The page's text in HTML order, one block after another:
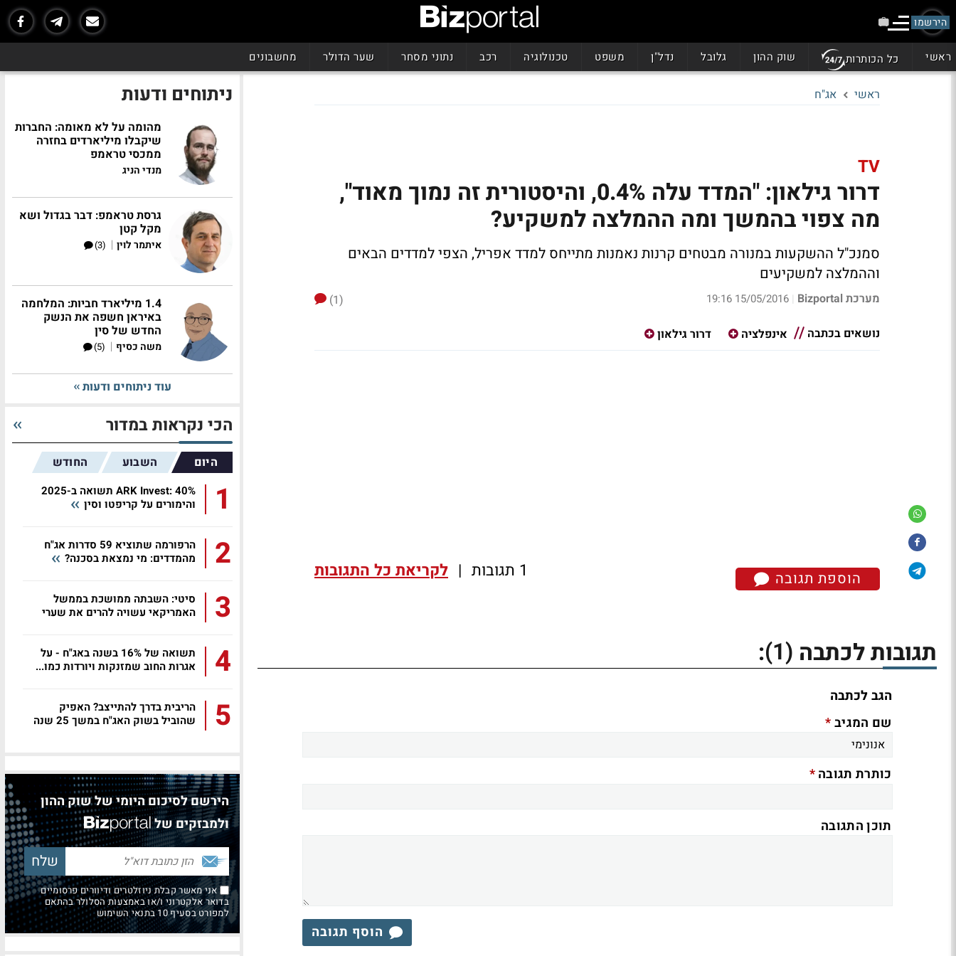
הירשמו
ראשי כל הכותרות שוק ההון גלובל נדל"ן משפט טכנולוגיה רכב נתוני מסחר שער הדולר מחשבונים
ראשי אג"ח
TV
דרור גילאון: "המדד עלה 0.4%, והיסטורית זה נמוך מאוד",
מה צפוי בהמשך ומה ההמלצה למשקיע?
סמנכ"ל ההשקעות במנורה מבטחים קרנות נאמנות מתייחס למדד אפריל, הצפי למדדים הבאים
וההמלצה למשקיעים
מערכת Bizportal |
15/05/2016 19:16
(1)
נושאים בכתבה
אינפלציה דרור גילאון
הוספת תגובה 1 תגובות | לקריאת כל התגובות
תגובות לכתבה (1)
:
הגב לכתבה
שם המגיב*
כותרת תגובה*
תוכן התגובה
הוסף תגובה
ניתוחים ודעות
מהומה על לא מאומה: החברות
שיקבלו מיליארדים בחזרה
ממכסי טראמפ
מנדי הניג
גרסת טראמפ: דבר בגדול ושא
מקל קטן
איתמר לוין |
(3)
1.4 מיליארד חביות: המלחמה
באיראן חשפה את הנשק
החדש של סין
משה כסיף |
(5)
עוד ניתוחים ודעות
הכי נקראות במדור
היום השבוע החודש
1
ARK Invest: 40% תשואה ב-2025
והימורים על קריפטו וסין
2
הרפורמה שתוציא 59 סדרות אג"ח
מהמדדים: מי נמצאת בסכנה?
3
סיטי: השבתה ממושכת בממשל
האמריקאי עשויה להרים את שערי
4
תשואה של 16% בשנה באג"ח - על
אגרות החוב שמזנקות ויורדות כמו...
5
הריבית בדרך להתייצב? האפיק
שהוביל בשוק האג"ח במשך 25 שנה
הירשם לסיכום היומי של שוק ההון
ולמבזקים של
אני מאשר קבלת ניוזלטרים ודיוורים פרסומיים
בדואר אלקטרוני ו/או באמצעות הסלולר בהתאם
למפורט בסעיף 10 בתנאי השימוש